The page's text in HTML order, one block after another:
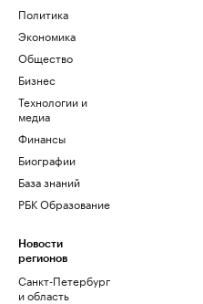
Политика
Экономика
Общество
Бизнес
Технологии и
медиа
Финансы
Биографии
База знаний
РБК Образование
Новости
регионов
Санкт-Петербург
и область